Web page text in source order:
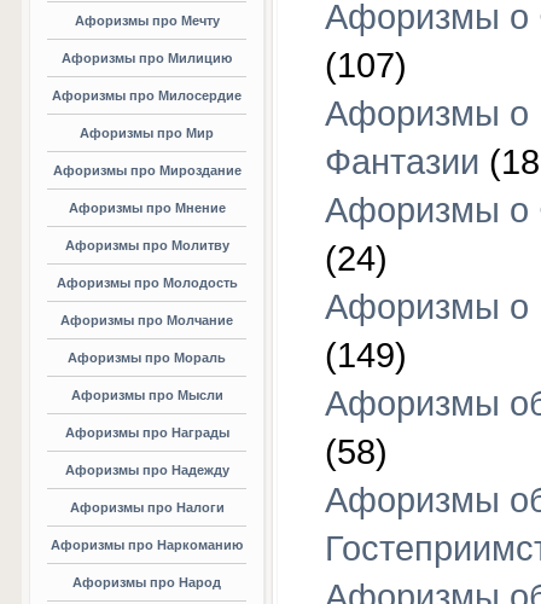
Афоризмы про Мечту
Афоризмы про Милицию
Афоризмы про Милосердие
Афоризмы про Мир
Афоризмы про Мироздание
Афоризмы про Мнение
Афоризмы про Молитву
Афоризмы про Молодость
Афоризмы про Молчание
Афоризмы про Мораль
Афоризмы про Мысли
Афоризмы про Награды
Афоризмы про Надежду
Афоризмы про Налоги
Афоризмы про Наркоманию
Афоризмы про Народ
Афоризмы о
(107)
Афоризмы о
Фантазии
Афоризмы о
(24)
Афоризмы о
(149)
Афоризмы
(58)
Афоризмы